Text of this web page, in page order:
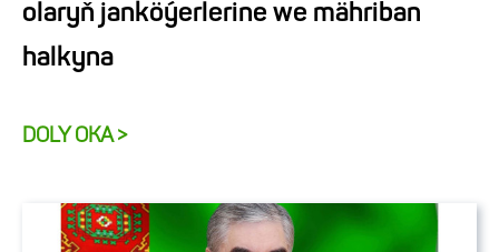
olaryň janköýerlerine we mähriban
halkyna
DOLY OKA >